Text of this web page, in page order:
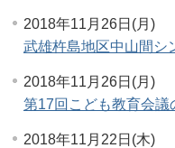
2018年11月26日(月)
武雄杵島地区中山間シ
2018年11月26日(月)
第17回こども教育会議
2018年11月22日(木)